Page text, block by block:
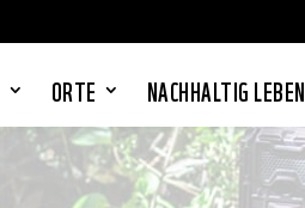
ORTE NACHHALTIG LEBEN